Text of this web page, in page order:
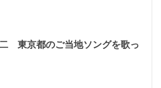
二 東京都のご当地ソングを歌っ